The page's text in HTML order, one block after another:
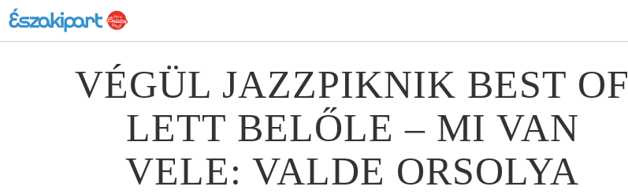
VÉGÜL JAZZPIKNIK BEST OF
LETT BELŐLE – MI VAN
VELE: VALDE ORSOLYA